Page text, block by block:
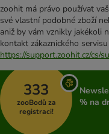
zoohit má právo používat
své vlastní podobné zboží
aniž by vám vznikly jakékoli
kontakt zákaznického
https://support.zoohit.cz/cs/
333
zooBodů za
registraci!
% na